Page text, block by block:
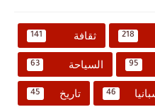
218 ثقافة 141
95 السياحة 63
46 تاريخ 45